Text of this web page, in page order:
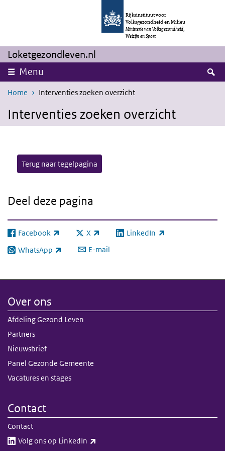
Overslaan en naar de inhoud gaan
Rijksinstituut voor
Volksgezondheid en Milieu
Ministerie van Volksgezondheid,
Welzijn en Sport
Loketgezondleven.nl
Menu
Home Interventies zoeken overzicht
Interventies zoeken overzicht
Terug naar tegelpagina
Deel deze pagina
Facebook
(externe link) X
(externe link) LinkedIn
(externe link)
WhatsApp
(externe link) E-mail
Over ons
Afdeling Gezond Leven
Partners
Nieuwsbrief
Panel Gezonde Gemeente
Vacatures en stages
Contact
Contact
Volg ons op LinkedIn​​